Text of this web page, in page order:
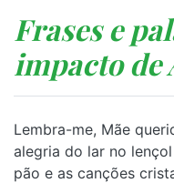
Frases e
impacto
Lembra-me, Mãe
alegria do lar no
pão e as canções